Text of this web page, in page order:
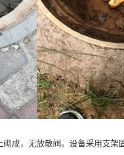
成，无放散阀。设备采用支架